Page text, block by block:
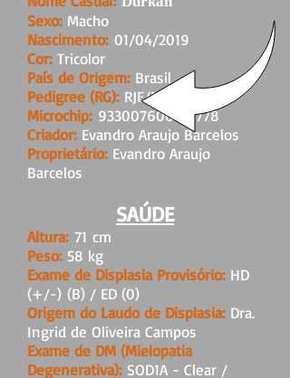
Sexo: Macho
Nascimento: 01/04/2019
Cor: Tricolor
País de Origem: Brasil
Pedigree (RG): RJE/19/00107
Microchip: 933007600710778
Criador: Evandro Araujo Barcelos
Proprietário: Evandro Araujo
Barcelos
SAÚDE
Altura: 71 cm
Peso: 58 kg
Exame de Displasia Provisório: HD
(+/-) (B) / ED (0)
Origem do Laudo de Displasia: Dra.
Ingrid de Oliveira Campos
Exame de DM (Mielopatia
Degenerativa): SOD1A - Clear /